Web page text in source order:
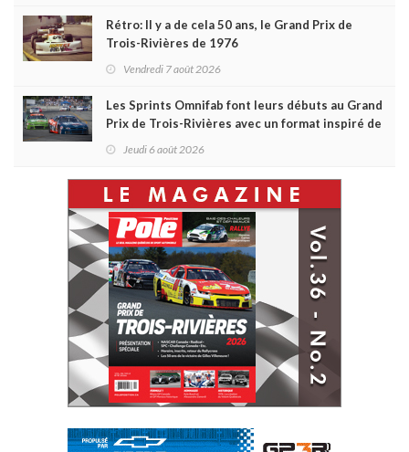
Rétro: Il y a de cela 50 ans, le Grand Prix de
Trois-Rivières de 1976
Vendredi 7 août 2026
Les Sprints Omnifab font leurs débuts au Grand
Prix de Trois-Rivières avec un format inspiré de
Jeudi 6 août 2026